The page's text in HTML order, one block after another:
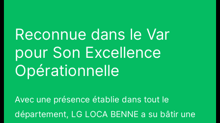
Reconnue dans le Var
pour Son Excellence
Opérationnelle
Avec une présence établie dans tout le
département, LG LOCA BENNE a su bâtir une